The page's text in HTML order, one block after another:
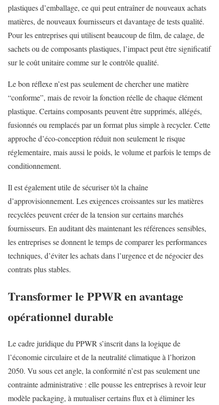
plastiques d’emballage, ce qui peut entraîner de nouveaux achats
matières, de nouveaux fournisseurs et davantage de tests qualité.
Pour les entreprises qui utilisent beaucoup de film, de calage, de
sachets ou de composants plastiques, l’impact peut être significatif
sur le coût unitaire comme sur le contrôle qualité.
Le bon réflexe n’est pas seulement de chercher une matière
“conforme”, mais de revoir la fonction réelle de chaque élément
plastique. Certains composants peuvent être supprimés, allégés,
fusionnés ou remplacés par un format plus simple à recycler. Cette
approche d’éco-conception réduit non seulement le risque
réglementaire, mais aussi le poids, le volume et parfois le temps de
conditionnement.
Il est également utile de sécuriser tôt la chaîne
d’approvisionnement. Les exigences croissantes sur les matières
recyclées peuvent créer de la tension sur certains marchés
fournisseurs. En auditant dès maintenant les références sensibles,
les entreprises se donnent le temps de comparer les performances
techniques, d’éviter les achats dans l’urgence et de négocier des
contrats plus stables.
Transformer le PPWR en avantage
opérationnel durable
Le cadre juridique du PPWR s’inscrit dans la logique de
l’économie circulaire et de la neutralité climatique à l’horizon
2050. Vu sous cet angle, la conformité n’est pas seulement une
contrainte administrative : elle pousse les entreprises à revoir leur
modèle packaging, à mutualiser certains flux et à éliminer les